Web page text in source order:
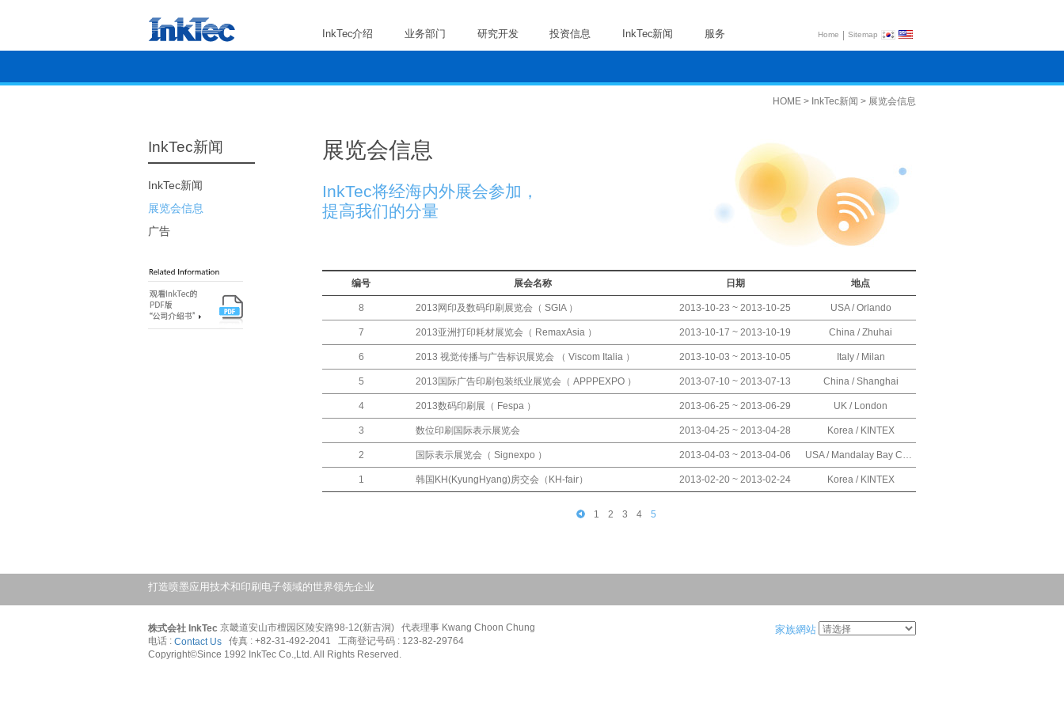
InkTec介绍 业务部门 研究开发 投资信息 InkTec新闻 服务 Home | Sitemap
InkTec新闻
InkTec新闻
展览会信息
广告
HOME > InkTec新闻 > 展览会信息
展览会信息
InkTec将经海内外展会参加，
提高我们的分量
编号 展会名称 日期 地点
8 2013网印及数码印刷展览会（ SGIA ） 2013-10-23 ~ 2013-10-25 USA / Orlando
7 2013亚洲打印耗材展览会（ RemaxAsia ） 2013-10-17 ~ 2013-10-19 China / Zhuhai
6 2013 视觉传播与广告标识展览会 （ Viscom Italia ） 2013-10-03 ~ 2013-10-05 Italy / Milan
5 2013国际广告印刷包装纸业展览会（ APPPEXPO ） 2013-07-10 ~ 2013-07-13 China / Shanghai
4 2013数码印刷展（ Fespa ） 2013-06-25 ~ 2013-06-29 UK / London
3 数位印刷国际表示展览会 2013-04-25 ~ 2013-04-28 Korea / KINTEX
2 国际表示展览会（ Signexpo ） 2013-04-03 ~ 2013-04-06 USA / Mandalay Bay Convention Center
1 韩国KH(KyungHyang)房交会（KH-fair） 2013-02-20 ~ 2013-02-24 Korea / KINTEX
1 2 3 4 5
打造喷墨应用技术和印刷电子领域的世界领先企业
株式会社 InkTec 京畿道安山市檀园区陵安路98-12(新吉洞)   代表理事 Kwang Choon Chung
电话 : Contact Us
   传真 : +82-31-492-2041   工商登记号码 : 123-82-29764
Copyright©Since 1992 InkTec Co.,Ltd. All Rights Reserved.
家族網站